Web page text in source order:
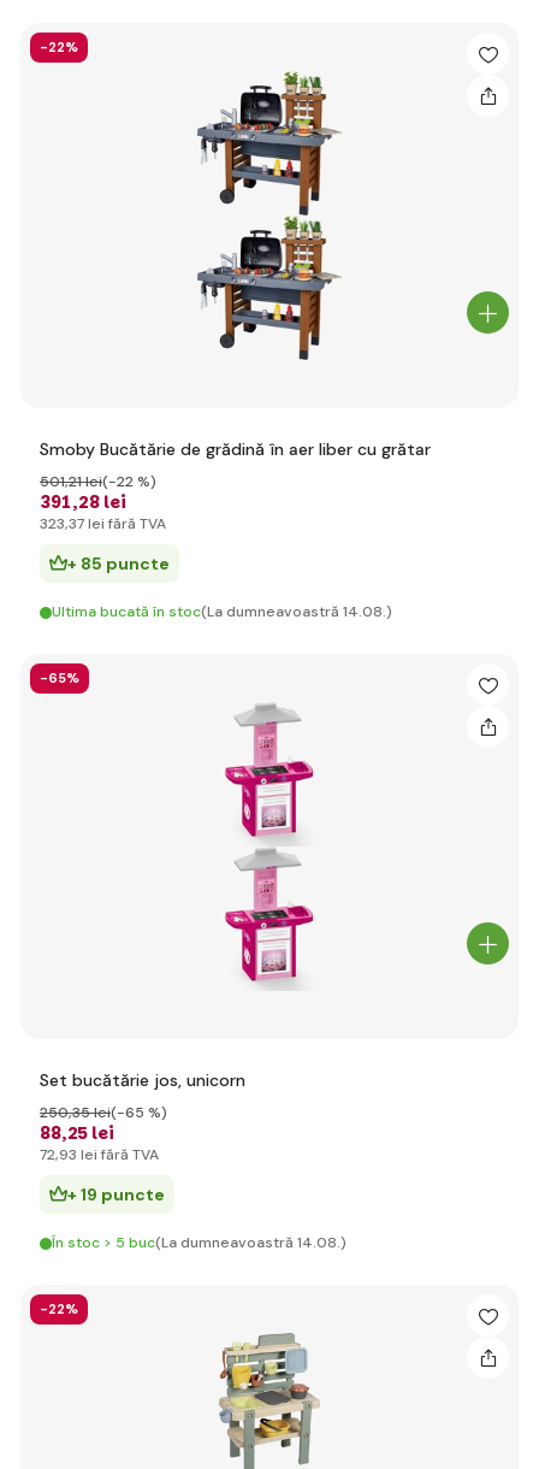
-22%
Smoby Bucătărie de grădină în aer liber cu grătar
391,28 lei
501,21 lei(-22 %)
323,37 lei fără TVA
+ 85 puncte
Ultima bucată în stoc(La dumneavoastră 14.08.)
-65%
Set bucătărie jos, unicorn
88,25 lei
250,35 lei(-65 %)
72,93 lei fără TVA
+ 19 puncte
În stoc > 5 buc(La dumneavoastră 14.08.)
-22%